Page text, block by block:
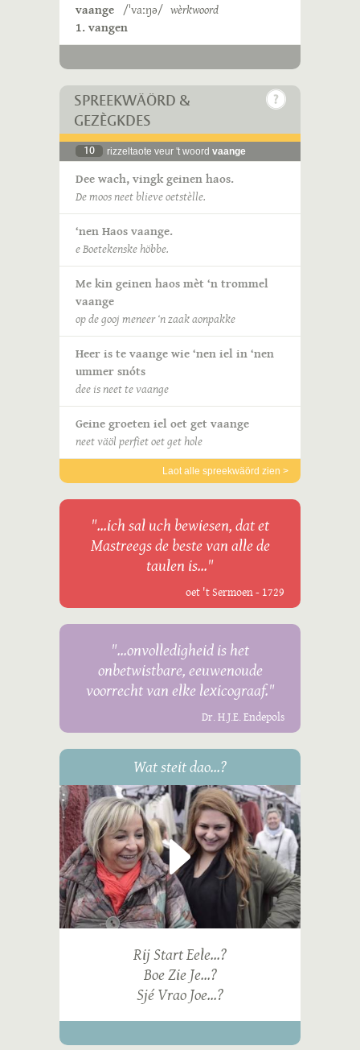
vaange /ˈvaːŋə/ wèrkwoord
1. vangen
SPREEKWÄÖRD &
GEZÈGKDES
10 rizzeltaote veur 't woord vaange
Dee wach, vingk geinen haos.
De moos neet blieve oetstèlle.
‘nen Haos vaange.
e Boetekenske höbbe.
Me kin geinen haos mèt ‘n trommel
vaange
op de gooj meneer ‘n zaak aonpakke
Heer is te vaange wie ‘nen iel in ‘nen
ummer snóts
dee is neet te vaange
Geine groeten iel oet get vaange
neet väöl perfiet oet get hole
Laot alle spreekwäörd zien >
"...ich sal uch bewiesen, dat et
Mastreegs de beste van alle de
taulen is..."
oet 't Sermoen - 1729
"...onvolledigheid is het
onbetwistbare, eeuwenoude
voorrecht van elke lexicograaf."
Dr. H.J.E. Endepols
Wat steit dao...?
Rij Start Eele...?
Boe Zie Je...?
Sjé Vrao Joe...?